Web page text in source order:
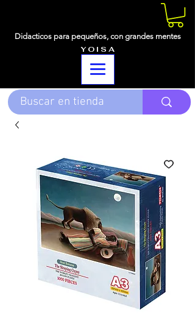
Didacticos para pequeños, con grandes mentes
Y O I S A